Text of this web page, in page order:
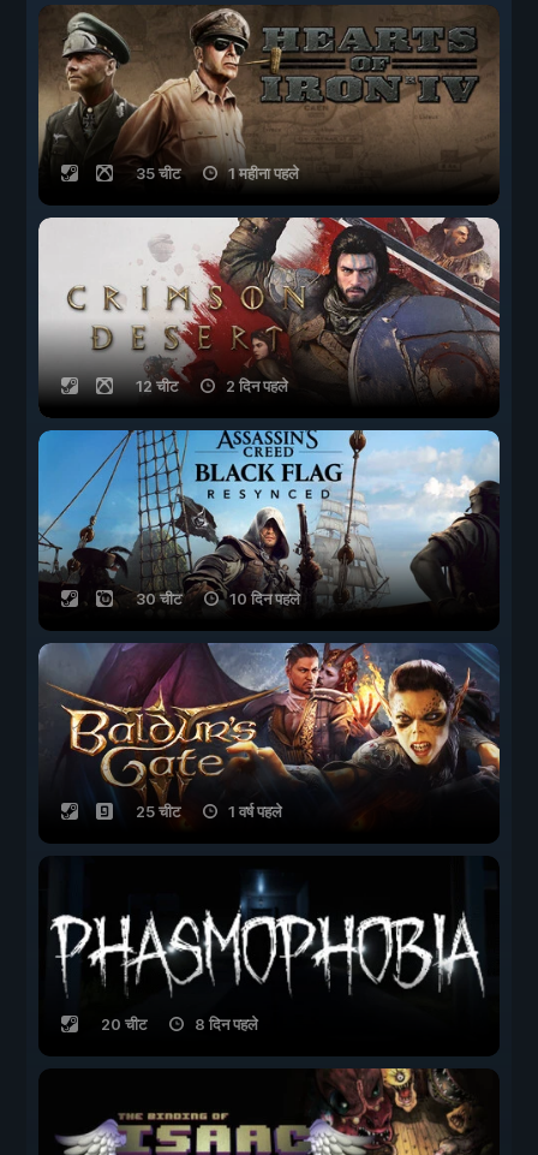
35 चीट 1 महीना पहले
12 चीट 2 दिन पहले
30 चीट 10 दिन पहले
25 चीट 1 वर्ष पहले
20 चीट 8 दिन पहले